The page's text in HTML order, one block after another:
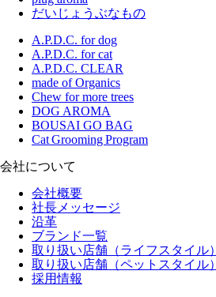
だいじょうぶなもの
A.P.D.C. for dog
A.P.D.C. for cat
A.P.D.C. CLEAR
made of Organics
Chew for more trees
DOG AROMA
BOUSAI GO BAG
Cat Grooming Program
会社について
会社概要
社長メッセージ
沿革
ブランド一覧
取り扱い店舗（ライフスタイル）
取り扱い店舗（ペットスタイル）
採用情報